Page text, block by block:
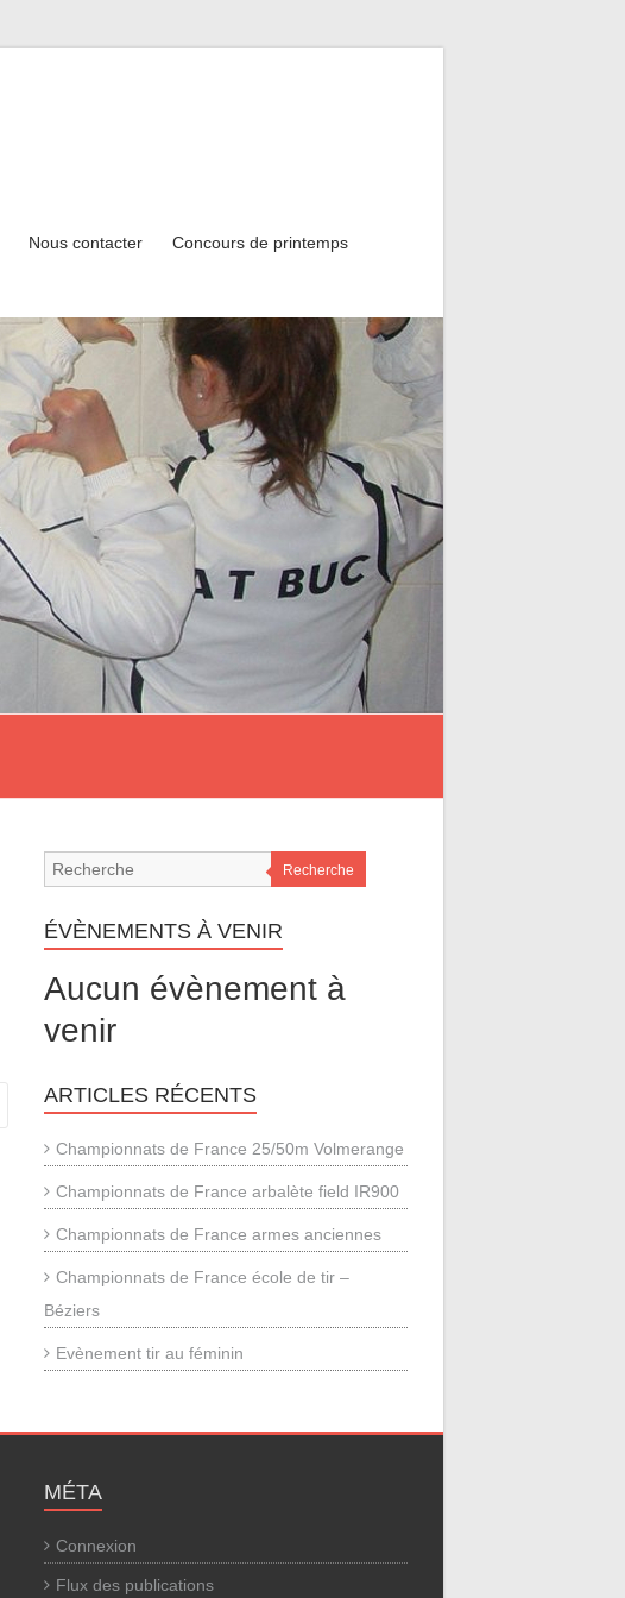
Nous contacter Concours de printemps
Recherche
ÉVÈNEMENTS À VENIR
Aucun évènement à
venir
ARTICLES RÉCENTS
Championnats de France 25/50m Volmerange
Championnats de France arbalète field IR900
Championnats de France armes anciennes
Championnats de France école de tir –
Béziers
Evènement tir au féminin
MÉTA
Connexion
Flux des publications